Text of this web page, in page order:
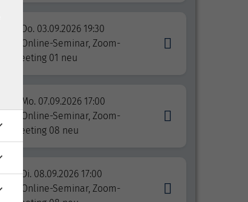
Do. 03.09.2026 19:30
Online-Seminar, Zoom-
Meeting 01 neu
Mo. 07.09.2026 17:00
Online-Seminar, Zoom-
Meeting 08 neu
Di. 08.09.2026 17:00
Online-Seminar, Zoom-